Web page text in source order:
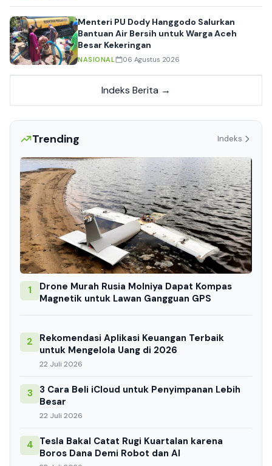
Menteri PU Dody Hanggodo Salurkan
Bantuan Air Bersih untuk Warga Aceh
Besar Kekeringan
NASIONAL 06 Agustus 2026
Indeks Berita →
Trending Indeks
1
Drone Murah Rusia Molniya Dapat Kompas
Magnetik untuk Lawan Gangguan GPS
2
Rekomendasi Aplikasi Keuangan Terbaik
untuk Mengelola Uang di 2026
22 Juli 2026
3
3 Cara Beli iCloud untuk Penyimpanan Lebih
Besar
22 Juli 2026
4 Tesla Bakal Catat Rugi Kuartalan karena
Boros Dana Demi Robot dan AI